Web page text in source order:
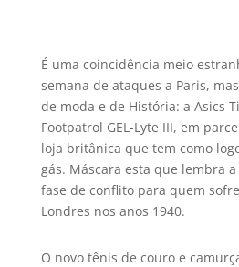
É uma coincidência meio
semana de ataques a Paris,
de moda e de História: a Asics
Footpatrol GEL-Lyte III, em
loja britânica que tem como
gás. Máscara esta que lembra
fase de conflito para quem
Londres nos anos 1940.
O novo tênis de couro e